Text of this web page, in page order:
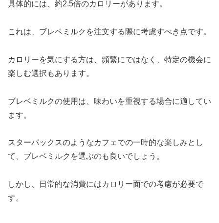
具体的には、約2.5倍のカロリーがあります。
これは、ブレベミルクを注文する際に考慮すべき点です。
カロリーを気にする方は、頻繁にではなく、特定の機会に
楽しむ選択もあります。
ブレベミルクの使用は、味わいを重視する場合に適してい
ます。
スターバックスのようなカフェでの一時的な楽しみとし
て、ブレベミルクを選ぶのも良いでしょう。
しかし、日常的な消費にはカロリー面での考慮が必要で
す。